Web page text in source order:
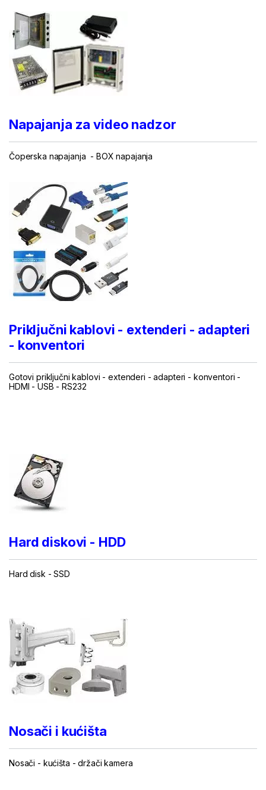
Napajanja za video nadzor
Čoperska napajanja - BOX napajanja
Priključni kablovi - extenderi - adapteri
- konventori
Gotovi priključni kablovi -extenderi - adapteri - konventori -
HDMI - USB -RS232
Hard diskovi - HDD
Hard disk -SSD
Nosači i kućišta
Nosači - kućišta - držači kamera